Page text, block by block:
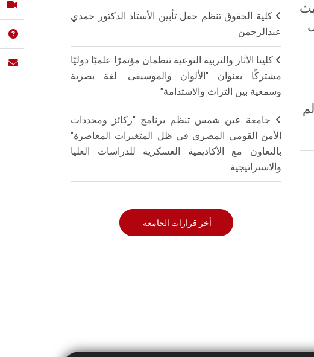
القومي للمسرح المصري لعام 2019 حيث
كلية الحقوق تنظم حفل تأبين الأستاذ الدكتور حمدي
عبدالرحمن
كليتا الآثار والتربية النوعية تنظمان مؤتمرًا علميًا دوليًا
مشتركًا بعنوان "الألوان والموسيقى: لغة بصرية
وسمعية بين التراث والاستدامة"
جامعة عين شمس تنظم برنامج "ركائز ومحددات
الأمن القومي المصري في ظل المتغيرات المعاصرة"
بالتعاون مع الأكاديمية العسكرية للدراسات العليا
والاستراتيجية
أخر قرارات الجامعة